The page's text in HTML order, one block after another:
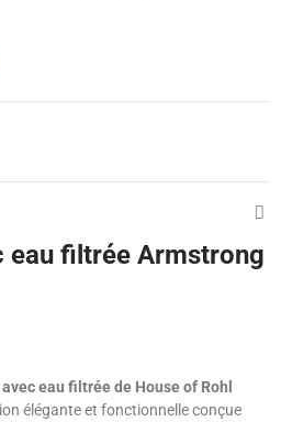
eau filtrée Armstrong
avec eau filtrée de House of Rohl
élégante et fonctionnelle conçue